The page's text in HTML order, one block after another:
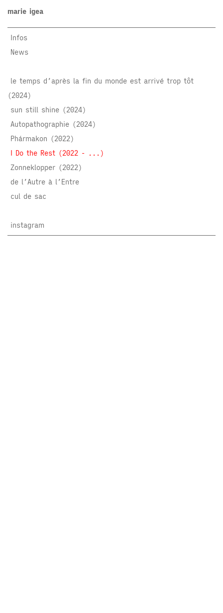
marie igea
Infos
News
le temps d’après la fin du monde est arrivé trop tôt
(2024)
sun still shine (2024)
Autopathographie (2024)
Phármakon (2022)
I Do the Rest (2022 - ...)
Zonneklopper (2022)
de l’Autre à l’Entre
cul de sac
instagram